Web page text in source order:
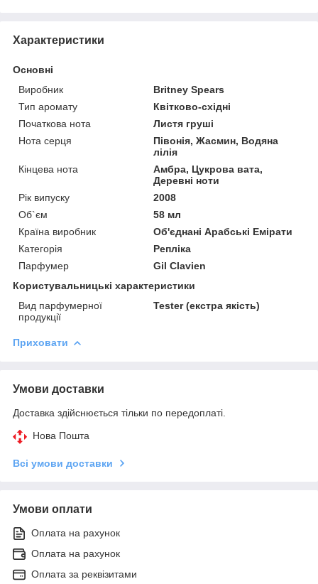
Характеристики
Основні
Виробник
Britney Spears
Тип аромату
Квітково-східні
Початкова нота
Листя груші
Нота серця
Півонія, Жасмин, Водяна
лілія
Кінцева нота
Амбра, Цукрова вата,
Деревні ноти
Рік випуску
2008
Об`єм
58 мл
Країна виробник
Об'єднані Арабські Емірати
Категорія
Репліка
Парфумер
Gil Clavien
Користувальницькі характеристики
Вид парфумерної
продукції
Tester (екстра якість)
Приховати
Умови доставки
Доставка здійснюється тільки по передоплаті.
Нова Пошта
Всі умови доставки
Умови оплати
Оплата на рахунок
Оплата на рахунок
Оплата за реквізитами